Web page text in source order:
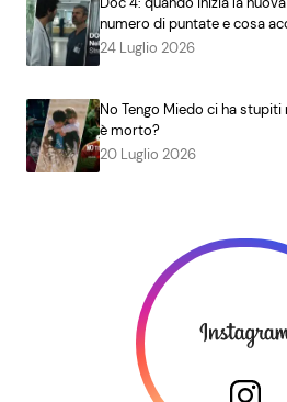
numero di puntate e cosa
24 Luglio 2026
No Tengo Miedo ci ha stupiti
è morto?
20 Luglio 2026